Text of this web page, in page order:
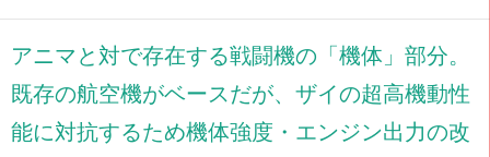
アニマと対で存在する戦闘機の「機体」部分。
既存の航空機がベースだが、ザイの超高機動性
能に対抗するため機体強度・エンジン出力の改